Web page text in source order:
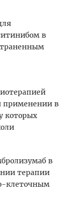
в
применении в
которых
в
терапии
клеточным